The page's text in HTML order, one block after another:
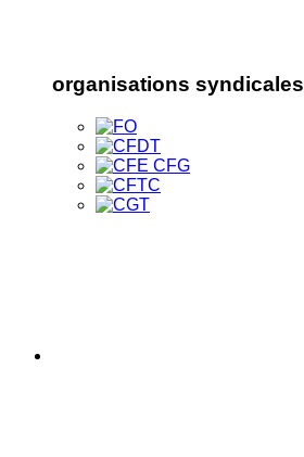
organisations syndicales